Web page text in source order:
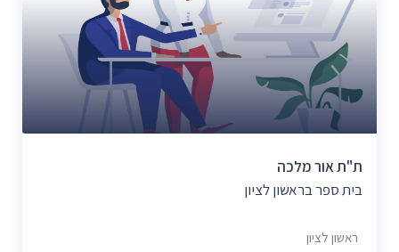
ת"ת אור מלכה
בית ספר בראשון לציון
ראשון לציון